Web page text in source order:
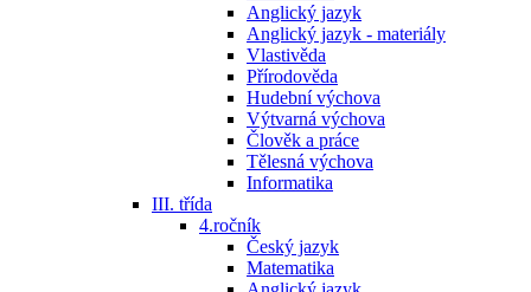
Anglický jazyk
Anglický jazyk - materiály
Vlastivěda
Přírodověda
Hudební výchova
Výtvarná výchova
Člověk a práce
Tělesná výchova
Informatika
III. třída
4.ročník
Český jazyk
Matematika